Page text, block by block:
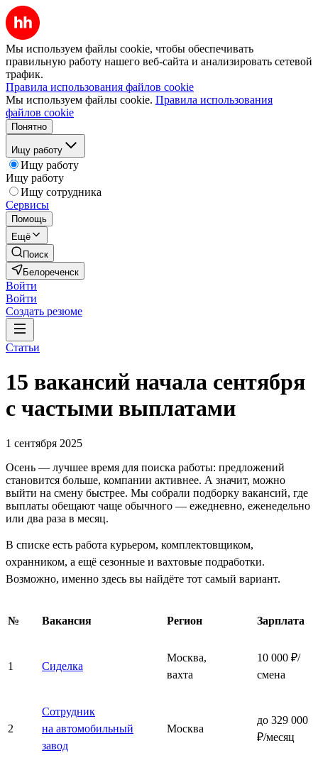
Мы используем файлы cookie, чтобы обеспечивать
правильную работу нашего веб-сайта и анализировать сетевой
трафик.
Правила использования файлов cookie
Мы используем файлы cookie. Правила использования
файлов cookie
Понятно
Ищу работу
Ищу работу
Ищу работу
Ищу сотрудника
Сервисы
Помощь
Ещё
Поиск
Белореченск
Войти
Войти
Создать резюме
Статьи
15 вакансий начала сентября
с частыми выплатами
1 сентября 2025
Осень — лучшее время для поиска работы: предложений
становится больше, компании активнее. А значит, можно
выйти на смену быстрее. Мы собрали подборку вакансий, где
выплаты обещают чаще обычного — ежедневно, еженедельно
или два раза в месяц.
В списке есть работа курьером, комплектовщиком,
охранником, а ещё сезонные и вахтовые подработки.
Возможно, именно здесь вы найдёте тот самый вариант.
№ Вакансия Регион Зарплата
1 Сиделка
Москва,
вахта
10 000 ₽/
смена
2
Сотрудник
на автомобильный
завод
Москва
до 329 000
₽/месяц